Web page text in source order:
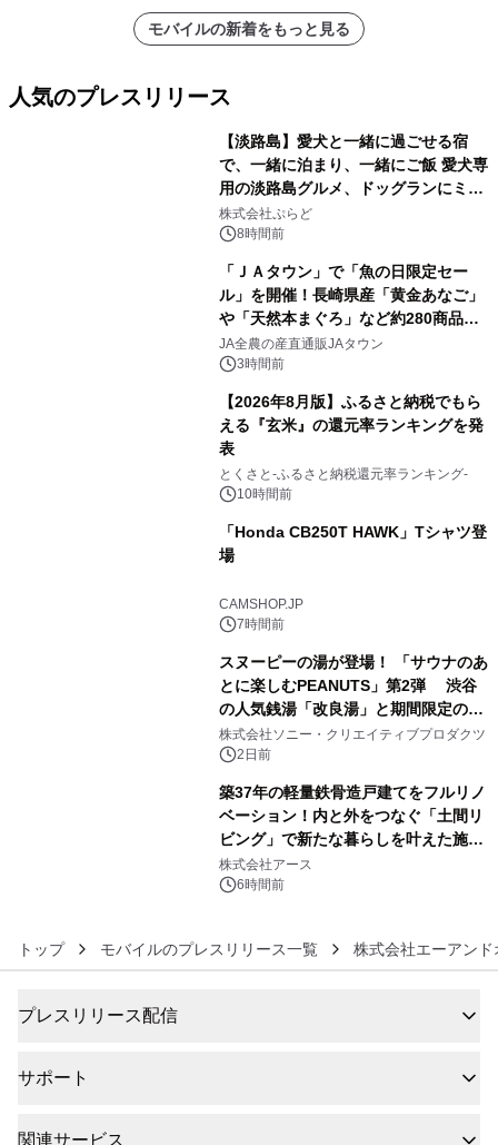
モバイルの新着をもっと見る
人気のプレスリリース
【淡路島】愛犬と一緒に過ごせる宿
で、一緒に泊まり、一緒にご飯 愛犬専
用の淡路島グルメ、ドッグランにミニ
プール グランピングとトレーラーハウ
スの2施設で
株式会社ぷらど
8時間前
「ＪＡタウン」で「魚の日限定セー
ル」を開催！長崎県産「黄金あなご」
や「天然本まぐろ」など約280商品を
販売！～毎月１０日の定例企画～
JA全農の産直通販JAタウン
3時間前
【2026年8月版】ふるさと納税でもら
える『玄米』の還元率ランキングを発
表
とくさと-ふるさと納税還元率ランキング-
10時間前
「Honda CB250T HAWK」Tシャツ登
場
CAMSHOP.JP
7時間前
スヌーピーの湯が登場！ 「サウナのあ
とに楽しむPEANUTS」第2弾 渋谷
の人気銭湯「改良湯」と期間限定のコ
ラボレーション サウナイキタイコラ
ボグッズも発売決定！
株式会社ソニー・クリエイティブプロダクツ
2日前
築37年の軽量鉄骨造戸建てをフルリノ
ベーション！内と外をつなぐ「土間リ
ビング」で新たな暮らしを叶えた施工
事例を株式会社アースが公開
株式会社アース
6時間前
トップ モバイルのプレスリリース一覧 株式会社エーアンド
プレスリリース配信
サポート
関連サービス